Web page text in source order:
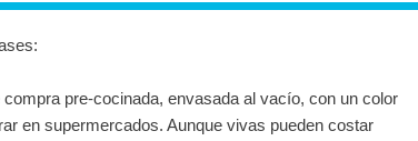
pre-cocinada, envasada al vacío, con un color
en supermercados. Aunque vivas pueden costar